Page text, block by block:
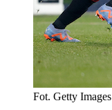
Fot. Getty Images